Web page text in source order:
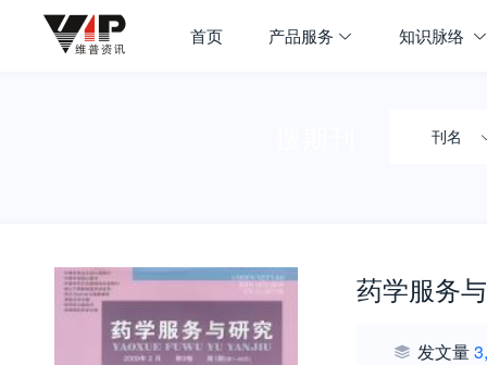
首页 产品服务 知识脉络
刊名
药学服务
发文量